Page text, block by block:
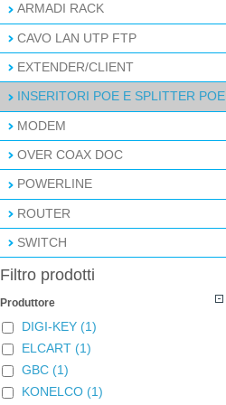
ARMADI RACK
CAVO LAN UTP FTP
EXTENDER/CLIENT
INSERITORI POE E SPLITTER POE
MODEM
OVER COAX DOC
POWERLINE
ROUTER
SWITCH
Filtro prodotti
Produttore
DIGI-KEY (1)
ELCART (1)
GBC (1)
KONELCO (1)